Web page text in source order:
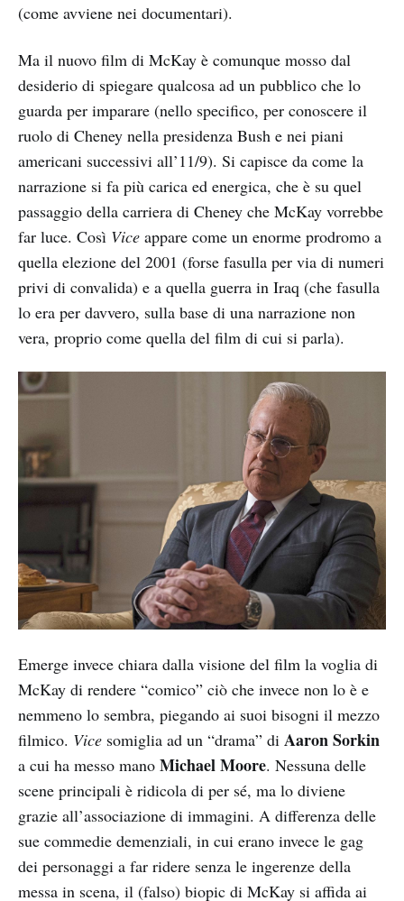
(come avviene nei documentari).
Ma il nuovo film di McKay è comunque mosso dal
desiderio di spiegare qualcosa ad un pubblico che lo
guarda per imparare (nello specifico, per conoscere il
ruolo di Cheney nella presidenza Bush e nei piani
americani successivi all’11/9). Si capisce da come la
narrazione si fa più carica ed energica, che è su quel
passaggio della carriera di Cheney che McKay vorrebbe
far luce. Così Vice appare come un enorme prodromo a
quella elezione del 2001 (forse fasulla per via di numeri
privi di convalida) e a quella guerra in Iraq (che fasulla
lo era per davvero, sulla base di una narrazione non
vera, proprio come quella del film di cui si parla).
Emerge invece chiara dalla visione del film la voglia di
McKay di rendere “comico” ciò che invece non lo è e
nemmeno lo sembra, piegando ai suoi bisogni il mezzo
filmico. Vice somiglia ad un “drama” di Aaron Sorkin
a cui ha messo mano Michael Moore. Nessuna delle
scene principali è ridicola di per sé, ma lo diviene
grazie all’associazione di immagini. A differenza delle
sue commedie demenziali, in cui erano invece le gag
dei personaggi a far ridere senza le ingerenze della
messa in scena, il (falso) biopic di McKay si affida ai